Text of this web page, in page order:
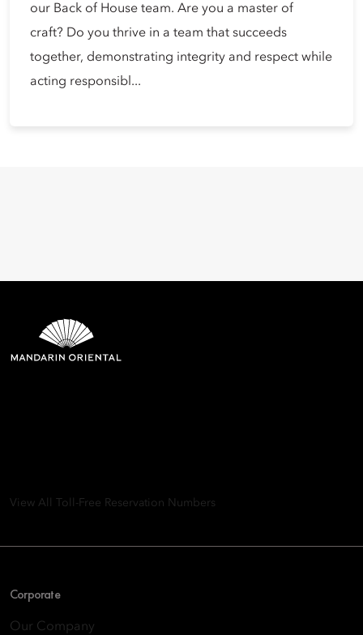
our Back of House team. Are you a master of
craft? Do you thrive in a team that succeeds
together, demonstrating integrity and respect while
acting responsibl...
View All Toll-Free Reservation Numbers
Corporate
Our Company